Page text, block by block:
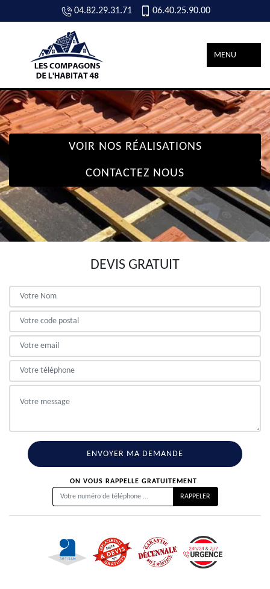
04.82.29.31.71 06.40.25.90.00
MENU
VOIR NOS RÉALISATIONS
CONTACTEZ NOUS
DEVIS GRATUIT
ON VOUS RAPPELLE GRATUITEMENT